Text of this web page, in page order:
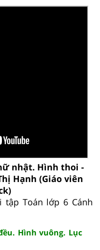
nhật. Hình thoi -
Hạnh (Giáo viên
tập Toán lớp 6 Cánh
Hình vuông. Lục